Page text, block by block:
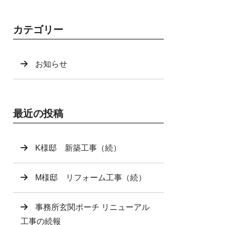
カテゴリー
お知らせ
最近の投稿
K様邸 新築工事（続）
M様邸 リフォーム工事（続）
事務所玄関ポーチ リニューアル
工事の続報